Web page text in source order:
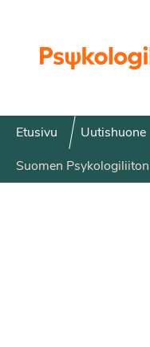
Etusivu Uutishuone
Suomen